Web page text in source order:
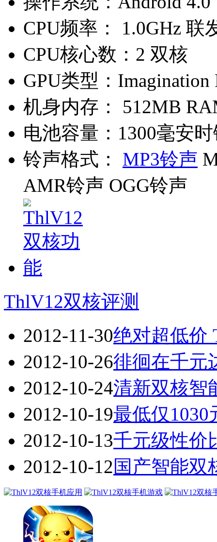
CPU频率：
1.0GHz 联
CPU核心数： 2 双核
GPU类型： Imagination
机身内存：
512MB
电池容量： 1300毫安
铃声格式：
MP3铃声
AMR铃声 OGG铃声
ThlV12双核评测
2012-11-30绝对超低价
2012-10-26徘徊在千元
2012-10-24清新双核智
2012-10-19最低仅1030
2012-10-13千元级性价
2012-10-12国产智能双